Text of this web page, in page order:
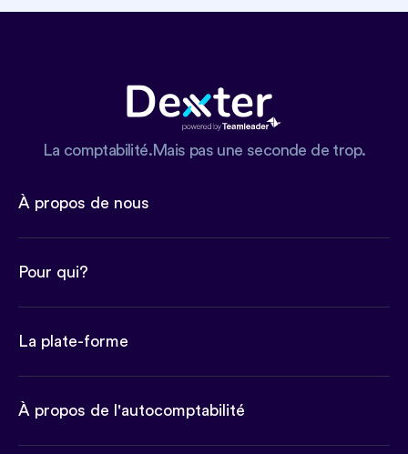
La comptabilité.Mais pas une seconde de trop.
À propos de nous
Pour qui?
La plate-forme
À propos de l'autocomptabilité